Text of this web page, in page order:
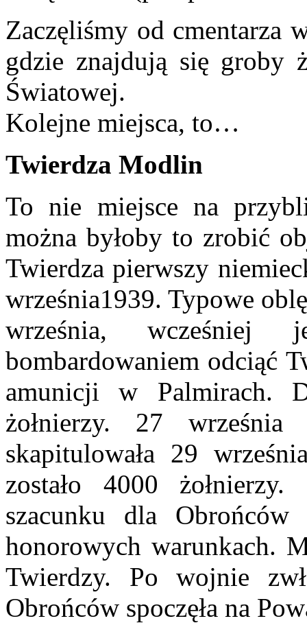
Zaczęliśmy od cmentarza
gdzie znajdują się groby
Światowej.
Kolejne miejsca, to…
Twierdza Modlin
To nie miejsce na
można byłoby to zrobić
Twierdza pierwszy
września1939. Typowe
września,
bombardowaniem odciąć
amunicji w Palmirach.
żołnierzy. 27 września
skapitulowała 29
zostało 4000
szacunku dla
honorowych warunkach.
Twierdzy. Po wojnie
Obrońców spoczęła na